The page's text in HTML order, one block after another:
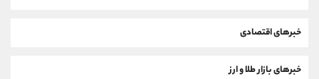
خبرهای اقتصادی
خبرهای بازار طلا و ارز